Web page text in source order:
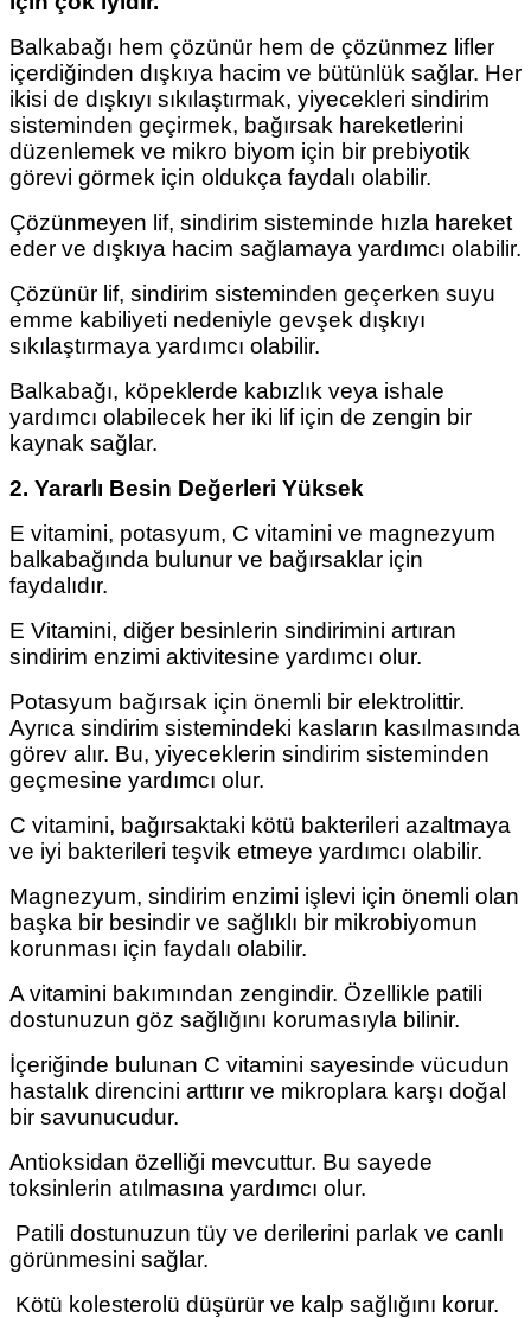
Balkabağı hem çözünür hem de çözünmez lifler
içerdiğinden dışkıya hacim ve bütünlük sağlar. Her
ikisi de dışkıyı sıkılaştırmak, yiyecekleri sindirim
sisteminden geçirmek, bağırsak hareketlerini
düzenlemek ve mikro biyom için bir prebiyotik
görevi görmek için oldukça faydalı olabilir.
Çözünmeyen lif, sindirim sisteminde hızla hareket
eder ve dışkıya hacim sağlamaya yardımcı olabilir.
Çözünür lif, sindirim sisteminden geçerken suyu
emme kabiliyeti nedeniyle gevşek dışkıyı
sıkılaştırmaya yardımcı olabilir.
Balkabağı, köpeklerde kabızlık veya ishale
yardımcı olabilecek her iki lif için de zengin bir
kaynak sağlar.
2. Yararlı Besin Değerleri Yüksek
E vitamini, potasyum, C vitamini ve magnezyum
balkabağında bulunur ve bağırsaklar için
faydalıdır.
E Vitamini, diğer besinlerin sindirimini artıran
sindirim enzimi aktivitesine yardımcı olur.
Potasyum bağırsak için önemli bir elektrolittir.
Ayrıca sindirim sistemindeki kasların kasılmasında
görev alır. Bu, yiyeceklerin sindirim sisteminden
geçmesine yardımcı olur.
C vitamini, bağırsaktaki kötü bakterileri azaltmaya
ve iyi bakterileri teşvik etmeye yardımcı olabilir.
Magnezyum, sindirim enzimi işlevi için önemli olan
başka bir besindir ve sağlıklı bir mikrobiyomun
korunması için faydalı olabilir.
A vitamini bakımından zengindir. Özellikle patili
dostunuzun göz sağlığını korumasıyla bilinir.
İçeriğinde bulunan C vitamini sayesinde vücudun
hastalık direncini arttırır ve mikroplara karşı doğal
bir savunucudur.
Antioksidan özelliği mevcuttur. Bu sayede
toksinlerin atılmasına yardımcı olur.
Patili dostunuzun tüy ve derilerini parlak ve canlı
görünmesini sağlar.
Kötü kolesterolü düşürür ve kalp sağlığını korur.